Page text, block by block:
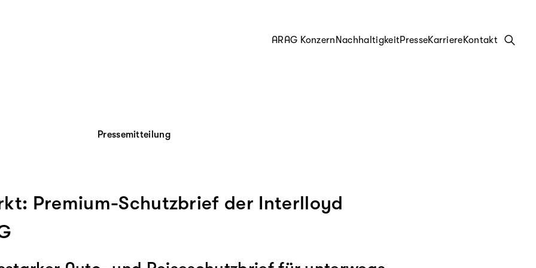
ARAG Konzern NachhaltigkeitPresseKarriereKontakt
Pressemitteilung
Premium-Schutzbrief der Interlloyd